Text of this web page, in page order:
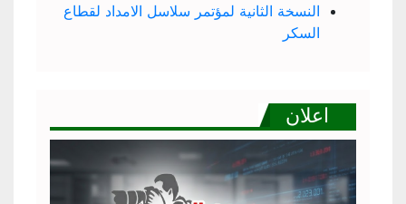
النسخة الثانية لمؤتمر سلاسل الامداد لقطاع
السكر
اعلان